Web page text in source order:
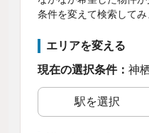
条件を変えて検索してみ
エリアを変える
現在の選択条件： 神
駅を選択